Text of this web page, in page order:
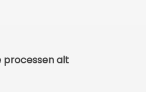
processen alt